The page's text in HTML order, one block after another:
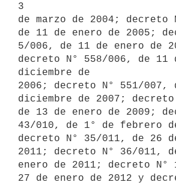
3
de marzo de 2004; decreto
de 11 de enero de 2005;
5/006, de 11 de enero de
decreto N° 558/006, de 11
diciembre de
2006; decreto N° 551/007,
diciembre de 2007; decreto
de 13 de enero de 2009;
43/010, de 1° de febrero
decreto N° 35/011, de 26
2011; decreto N° 36/011,
enero de 2011; decreto N°
27 de enero de 2012 y